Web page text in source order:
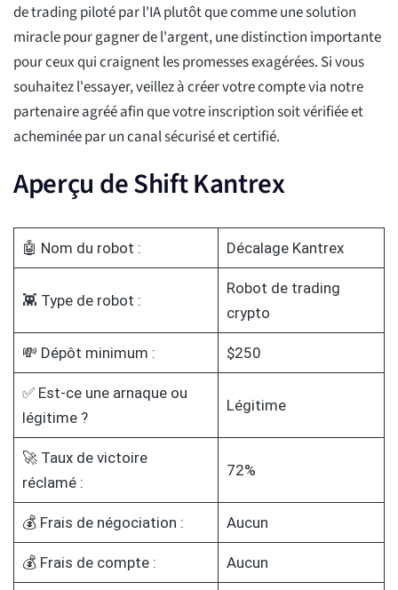
de trading piloté par l'IA plutôt que comme une solution
miracle pour gagner de l'argent, une distinction importante
pour ceux qui craignent les promesses exagérées. Si vous
souhaitez l'essayer, veillez à créer votre compte via notre
partenaire agréé afin que votre inscription soit vérifiée et
acheminée par un canal sécurisé et certifié.
Aperçu de Shift Kantrex
🤖 Nom du robot : Décalage Kantrex
👾 Type de robot :
Robot de trading
crypto
💸 Dépôt minimum : $250
✅ Est-ce une arnaque ou
légitime ?
Légitime
🚀 Taux de victoire
réclamé :
72%
💰 Frais de négociation : Aucun
💰 Frais de compte : Aucun